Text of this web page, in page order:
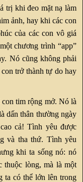
trị khi đeo mặt nạ làm
ảnh, hay khi các con
của các con vô giá
chương trình “app”
Nó cũng không phải
trở thành tự do hay
tim rộng mở. Nó là
dấn thân thường ngày
cả! Tình yêu được
và tha thứ. Tình yêu
khi ta sống nó: nó
thuộc lòng, mà là một
ta có thể lớn lên trong